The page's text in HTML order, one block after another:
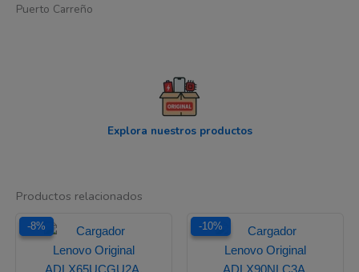
Puerto Carreño
Explora nuestros productos
Productos relacionados
-8%
-8%
precio
original
era:
$ 166.795.
es:
-10%
-10%
precio
original
era:
$ 189.377.
es: